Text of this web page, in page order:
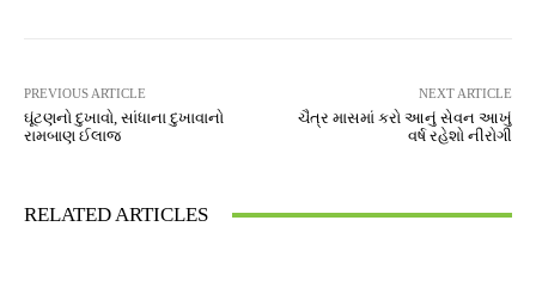
PREVIOUS ARTICLE
ઘૂંટણનો દુખાવો, સાંધાના દુખાવાનો
રામબાણ ઈલાજ
NEXT ARTICLE
ચૈત્ર માસમાં કરો આનું સેવન આખું
વર્ષ રહેશો નીરોગી
RELATED ARTICLES